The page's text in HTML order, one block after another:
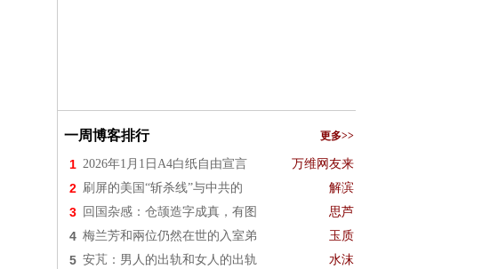
一周博客排行 更多>>
1 2026年1月1日A4白纸自由宣言 万维网友来
2 刷屏的美国“斩杀线”与中共的 解滨
3 回国杂感：仓颉造字成真，有图 思芦
4 梅兰芳和兩位仍然在世的入室弟 玉质
5 安芃：男人的出轨和女人的出轨 水沫